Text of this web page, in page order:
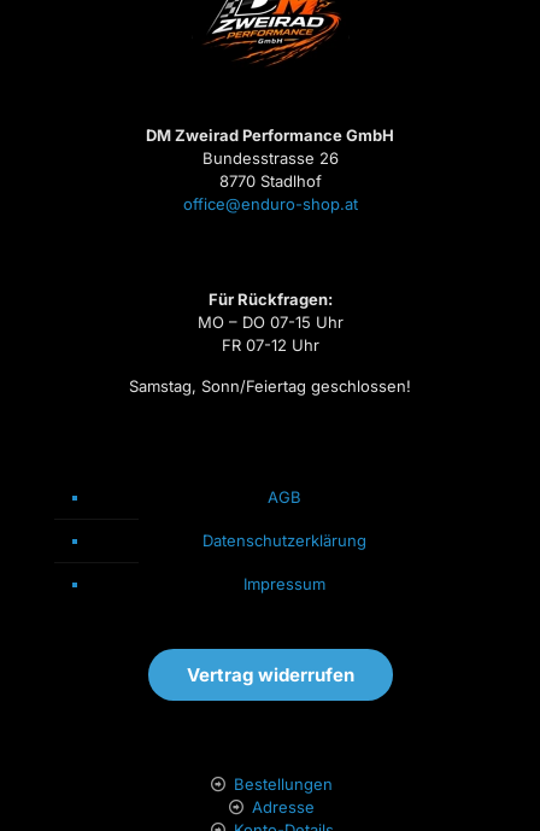
DM Zweirad Performance GmbH
Bundesstrasse 26
8770 Stadlhof
office@enduro-shop.at
Für Rückfragen:
MO – DO 07-15 Uhr
FR 07-12 Uhr
Samstag, Sonn/Feiertag geschlossen!
AGB
Datenschutzerklärung
Impressum
Vertrag widerrufen
Bestellungen
Adresse